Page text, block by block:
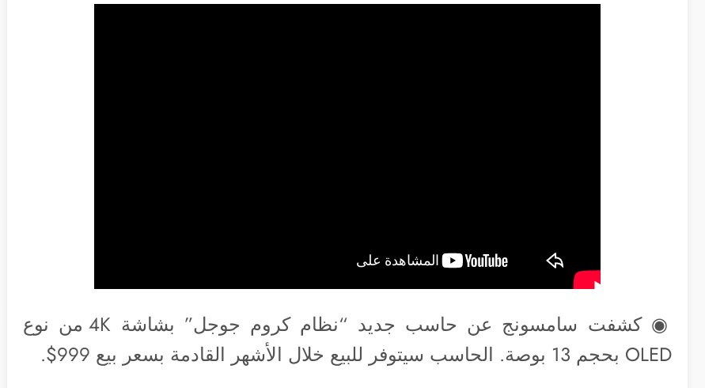
◉ كشفت سامسونج عن حاسب جديد “نظام كروم جوجل” بشاشة 4K من نوع
OLED بحجم 13 بوصة. الحاسب سيتوفر للبيع خلال الأشهر القادمة بسعر بيع 999$.